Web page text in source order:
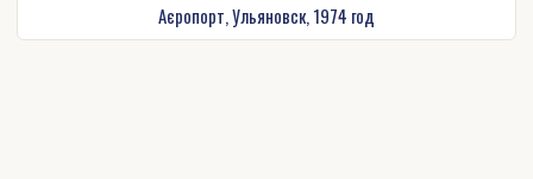
Аєропорт, Ульяновск, 1974 год